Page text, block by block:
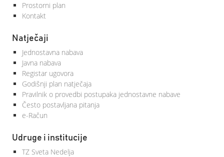
Prostorni plan
Kontakt
Natječaji
Jednostavna nabava
Javna nabava
Registar ugovora
Godišnji plan natječaja
Pravilnik o provedbi postupaka jednostavne nabave
Često postavljana pitanja
e-Račun
Udruge i institucije
TZ Sveta Nedelja